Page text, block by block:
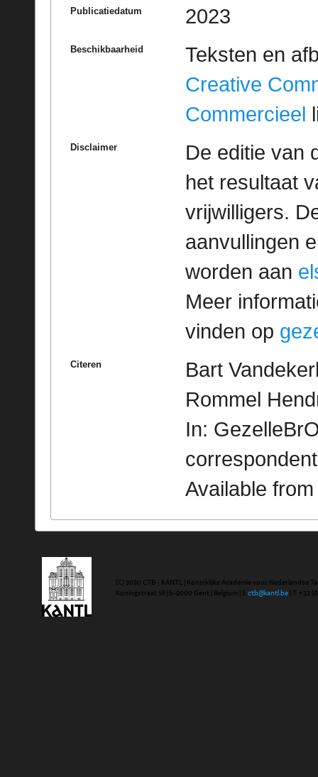
Publicatiedatum 2023
Beschikbaarheid
Teksten en
Creative
Commercieel
Disclaimer
De editie van
het resultaat
vrijwilligers.
aanvullingen
worden aan
Meer
vinden op
Citeren
Bart
Rommel
In:
Available
(C) 2020 CTB - KANTL | Koninklijke Academie voor Nederlandse
Koningstraat 18 | b-9000 Gent | Belgium | E ctb@kantl.be | T +32